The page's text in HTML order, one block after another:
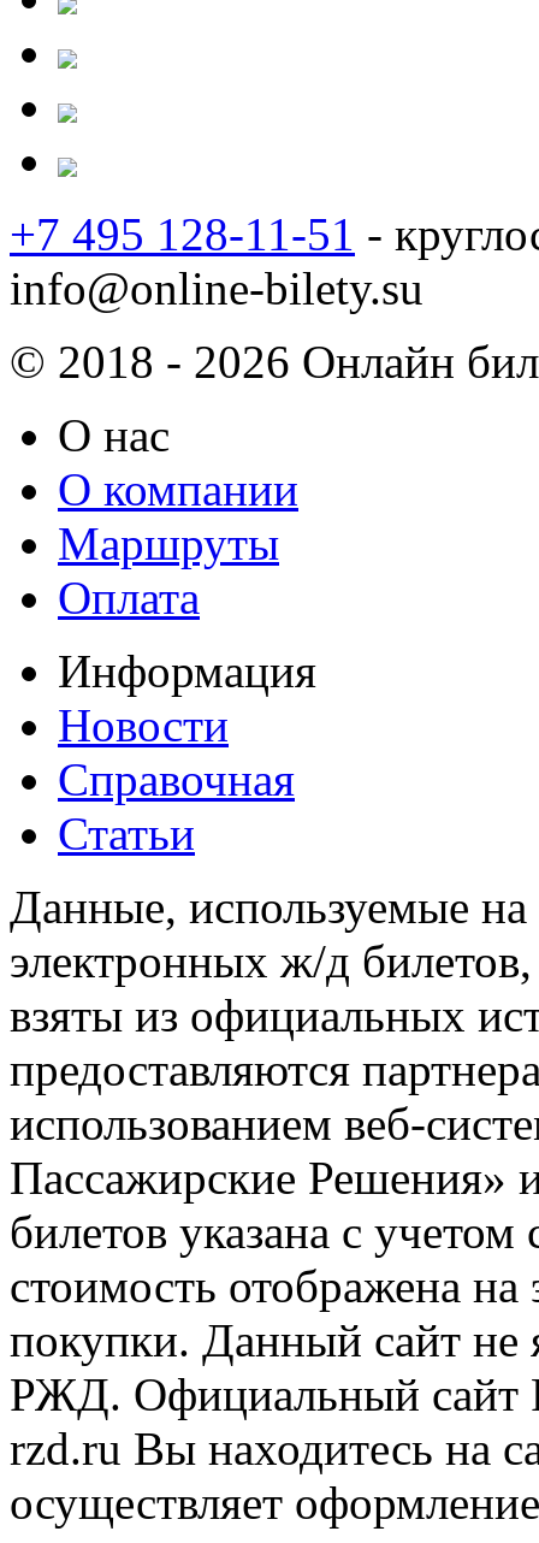
+7 495 128-11-51 -
info@online-bilety.su
© 2018 - 2026 Онлайн
О нас
О компании
Маршруты
Оплата
Информация
Новости
Справочная
Статьи
Данные, используемые на
электронных ж/д
взяты из официальных
предоставляются
использованием веб-
Пассажирские
билетов указана с
стоимость отображена
покупки. Данный сайт не
РЖД. Официальный сайт
rzd.ru Вы находитесь на
осуществляет